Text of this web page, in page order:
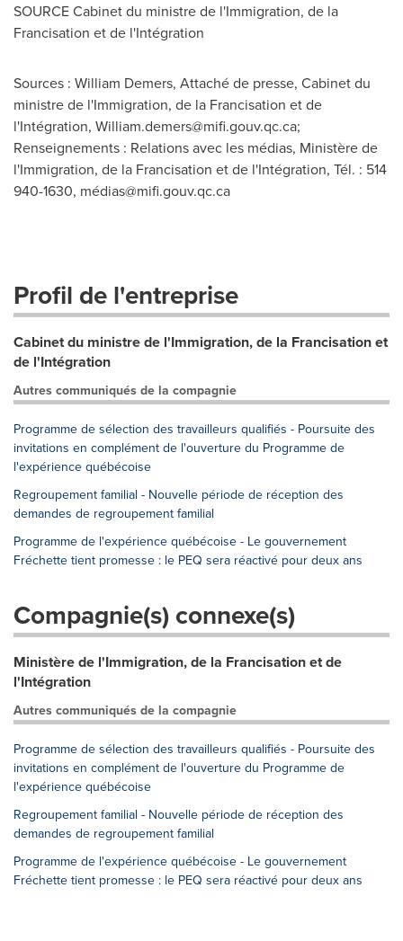
SOURCE Cabinet du ministre de l'Immigration, de la
Francisation et de l'Intégration
Sources : William Demers, Attaché de presse, Cabinet du
ministre de l'Immigration, de la Francisation et de
l'Intégration, William.demers@mifi.gouv.qc.ca;
Renseignements : Relations avec les médias, Ministère de
l'Immigration, de la Francisation et de l'Intégration, Tél. : 514
940-1630, médias@mifi.gouv.qc.ca
Profil de l'entreprise
Cabinet du ministre de l'Immigration, de la Francisation et
de l'Intégration
Autres communiqués de la compagnie
Programme de sélection des travailleurs qualifiés - Poursuite des
invitations en complément de l'ouverture du Programme de
l'expérience québécoise
Regroupement familial - Nouvelle période de réception des
demandes de regroupement familial
Programme de l'expérience québécoise - Le gouvernement
Fréchette tient promesse : le PEQ sera réactivé pour deux ans
Compagnie(s) connexe(s)
Ministère de l'Immigration, de la Francisation et de
l'Intégration
Autres communiqués de la compagnie
Programme de sélection des travailleurs qualifiés - Poursuite des
invitations en complément de l'ouverture du Programme de
l'expérience québécoise
Regroupement familial - Nouvelle période de réception des
demandes de regroupement familial
Programme de l'expérience québécoise - Le gouvernement
Fréchette tient promesse : le PEQ sera réactivé pour deux ans